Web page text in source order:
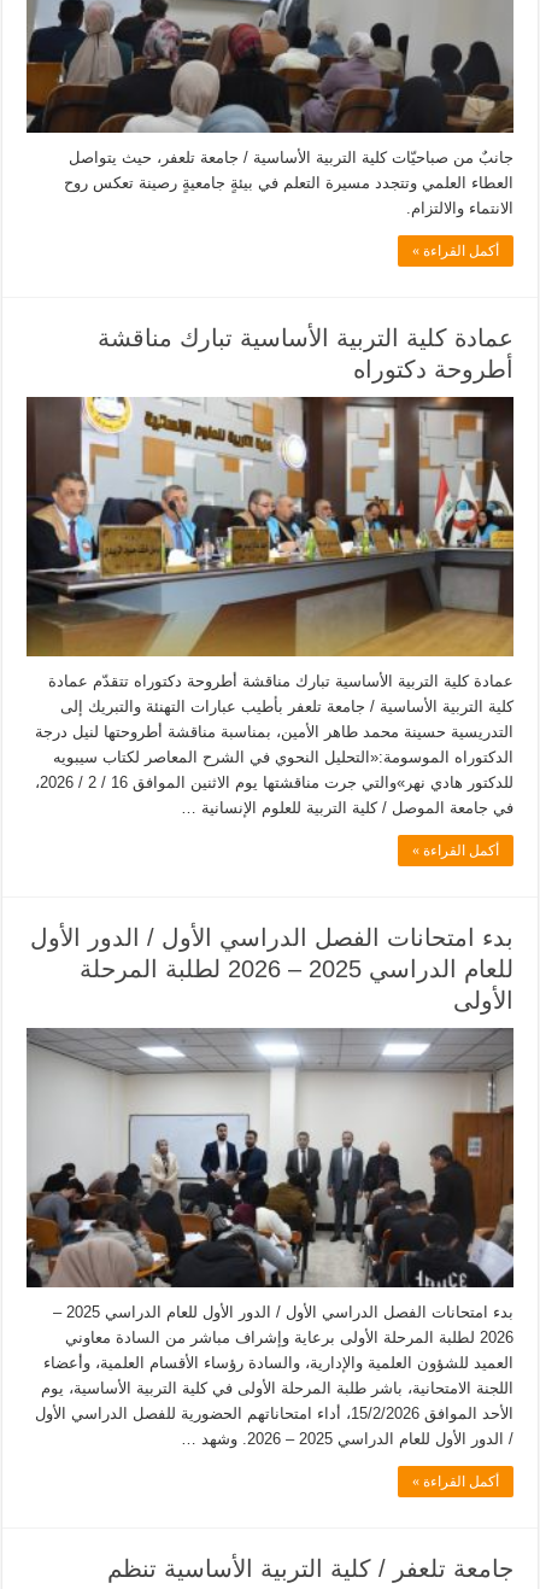
جانبٌ من صباحيّات كلية التربية الأساسية / جامعة تلعفر، حيث يتواصل
العطاء العلمي وتتجدد مسيرة التعلم في بيئةٍ جامعيةٍ رصينة تعكس روح
الانتماء والالتزام.
أكمل القراءة »
عمادة كلية التربية الأساسية تبارك مناقشة
أطروحة دكتوراه
عمادة كلية التربية الأساسية تبارك مناقشة أطروحة دكتوراه تتقدّم عمادة
كلية التربية الأساسية / جامعة تلعفر بأطيب عبارات التهنئة والتبريك إلى
التدريسية حسينة محمد طاهر الأمين، بمناسبة مناقشة أطروحتها لنيل درجة
الدكتوراه الموسومة:«التحليل النحوي في الشرح المعاصر لكتاب سيبويه
للدكتور هادي نهر»والتي جرت مناقشتها يوم الاثنين الموافق 16 / 2 / 2026،
في جامعة الموصل / كلية التربية للعلوم الإنسانية …
أكمل القراءة »
بدء امتحانات الفصل الدراسي الأول / الدور الأول
للعام الدراسي 2025 – 2026 لطلبة المرحلة
الأولى
بدء امتحانات الفصل الدراسي الأول / الدور الأول للعام الدراسي 2025 –
2026 لطلبة المرحلة الأولى برعاية وإشراف مباشر من السادة معاوني
العميد للشؤون العلمية والإدارية، والسادة رؤساء الأقسام العلمية، وأعضاء
اللجنة الامتحانية، باشر طلبة المرحلة الأولى في كلية التربية الأساسية، يوم
الأحد الموافق 15/2/2026، أداء امتحاناتهم الحضورية للفصل الدراسي الأول
/ الدور الأول للعام الدراسي 2025 – 2026. وشهد …
أكمل القراءة »
جامعة تلعفر / كلية التربية الأساسية تنظم